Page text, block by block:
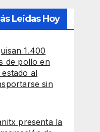
Leídas Hoy
1.400
de pollo en
estado al
sin
presenta la